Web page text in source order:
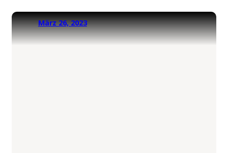
März 26, 2023